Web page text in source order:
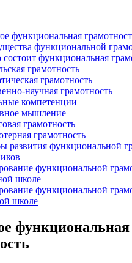
функциональная
функциональной
состоит функциональная
грамотность
грамотность
научная грамотность
компетенции
мышление
грамотность
грамотность
развития функциональной
функциональной
школе
функциональной
школе
функциональная